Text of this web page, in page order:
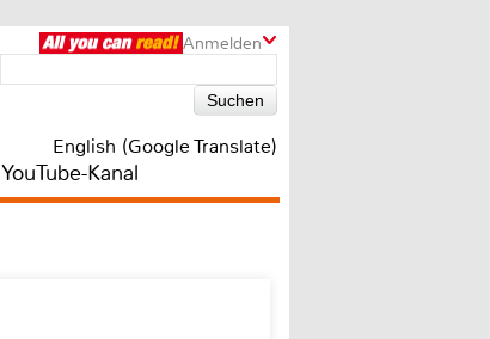
Anmelden
English (Google Translate)
YouTube-Kanal